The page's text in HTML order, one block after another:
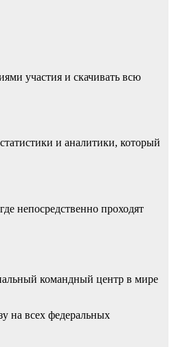
участия и скачивать всю
и аналитики, который
непосредственно проходят
командный центр в мире
на всех федеральных